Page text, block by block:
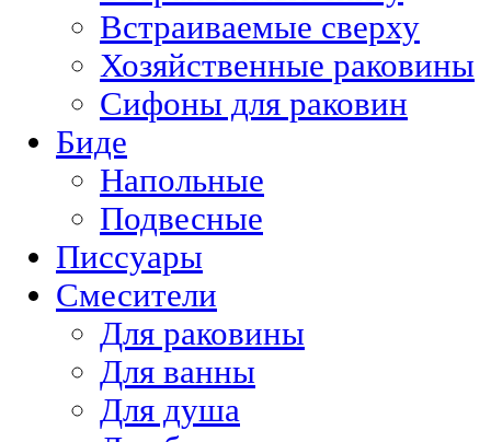
Встраиваемые сверху
Хозяйственные раковины
Сифоны для раковин
Биде
Напольные
Подвесные
Писсуары
Смесители
Для раковины
Для ванны
Для душа